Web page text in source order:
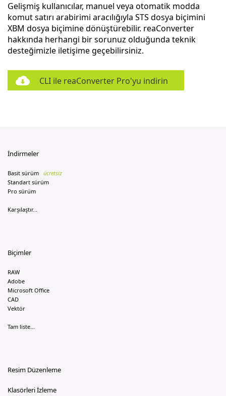
Gelişmiş kullanıcılar, manuel veya otomatik modda
komut satırı arabirimi aracılığıyla STS dosya biçimini
XBM dosya biçimine dönüştürebilir. reaConverter
hakkında herhangi bir sorunuz olduğunda teknik
desteğimizle iletişime geçebilirsiniz.
CLI ile reaConverter Pro'yu indirin
İndirmeler
Basit sürüm ücretsiz
Standart sürüm
Pro sürüm
Karşılaştır...
Biçimler
RAW
Adobe
Microsoft Office
CAD
Vektör
Tam liste...
Resim Düzenleme
Klasörleri İzleme